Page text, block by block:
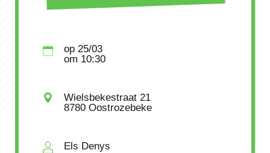
op 25/03
om 10:30
Wielsbekestraat 21
8780 Oostrozebeke
Els Denys